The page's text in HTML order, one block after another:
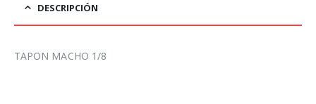
DESCRIPCIÓN
TAPON MACHO 1/8